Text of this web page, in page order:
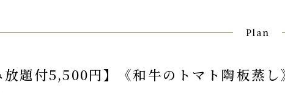
Plan
み放題付5,500円】《和牛のトマト陶板蒸